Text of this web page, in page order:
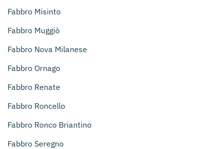
Fabbro Misinto
Fabbro Muggiò
Fabbro Nova Milanese
Fabbro Ornago
Fabbro Renate
Fabbro Roncello
Fabbro Ronco Briantino
Fabbro Seregno